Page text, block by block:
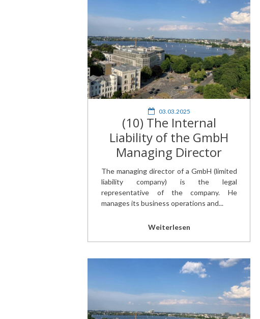
03.03.2025
(10) The Internal
Liability of the GmbH
Managing Director
The managing director of a GmbH (limited
liability company) is the legal
representative of the company. He
manages its business operations and...
Weiterlesen